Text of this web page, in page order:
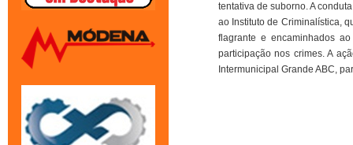
tentativa de suborno. A
ao Instituto de Criminalística,
flagrante e encaminhados
participação nos crimes. A
Intermunicipal Grande ABC,